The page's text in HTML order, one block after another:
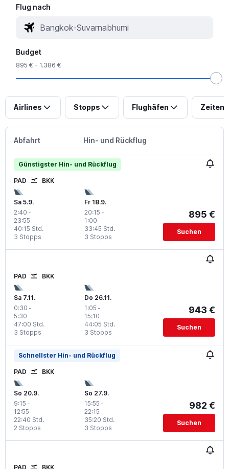
Flug nach
Budget
895 € - 1.386 €
Airlines Stopps Flughäfen Zeiten
Abfahrt Hin- und Rückflug
Günstigster Hin- und Rückflug
PAD BKK
Sa 5.9.
2:40 -
23:55
3 Stopps
40:15 Std.
Fr 18.9.
20:15 -
1:00
3 Stopps
33:45 Std.
895 €
Suchen
PAD BKK
Sa 7.11.
0:30 -
5:30
3 Stopps
47:00 Std.
Do 26.11.
1:05 -
15:10
3 Stopps
44:05 Std.
943 €
Suchen
Schnellster Hin- und Rückflug
PAD BKK
So 20.9.
9:15 -
12:55
2 Stopps
22:40 Std.
So 27.9.
15:55 -
22:15
3 Stopps
35:20 Std.
982 €
Suchen
PAD BKK